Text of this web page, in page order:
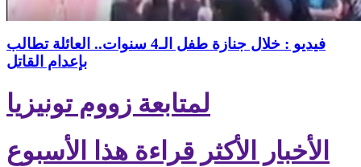
فيديو : خلال جنازة طفل الـ4 سنوات.. العائلة تطالب
بإعدام القاتل
لمتابعة زووم تونيزيا
الأخبار الأكثر قراءة هذا الأسبوع